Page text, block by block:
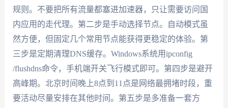
规则。不要把所有流量都塞进加速器，只让需要访问国
内应用的走代理。第二步是手动选择节点。自动模式虽
然方便，但固定几个常用节点能获得更稳定的体验。第
三步是定期清理DNS缓存。Windows系统用ipconfig
/flushdns命令，手机端开关飞行模式即可。第四步是避开
高峰期。北京时间晚上8点到11点是网络最拥堵时段，重
要活动尽量安排在其他时间。第五步是多准备一套方